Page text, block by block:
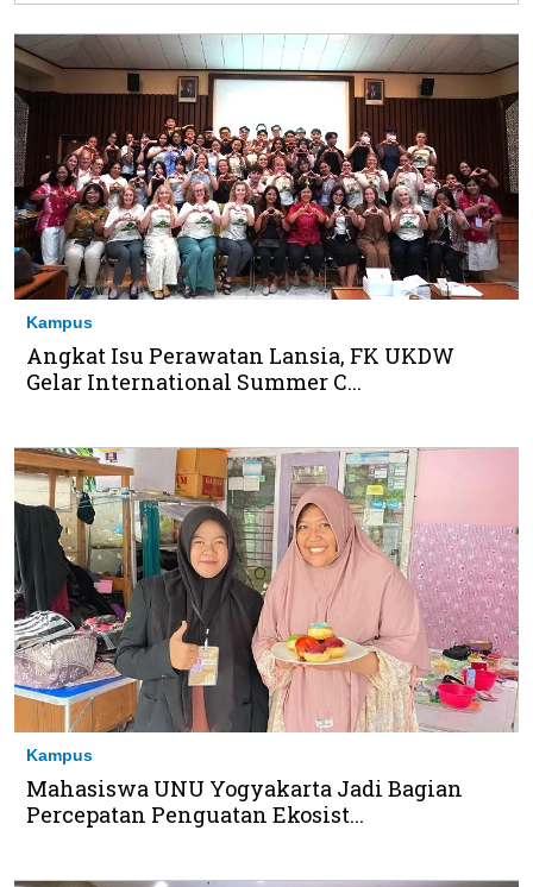
Kampus
Angkat Isu Perawatan Lansia, FK UKDW
Gelar International Summer C...
Kampus
Mahasiswa UNU Yogyakarta Jadi Bagian
Percepatan Penguatan Ekosist...